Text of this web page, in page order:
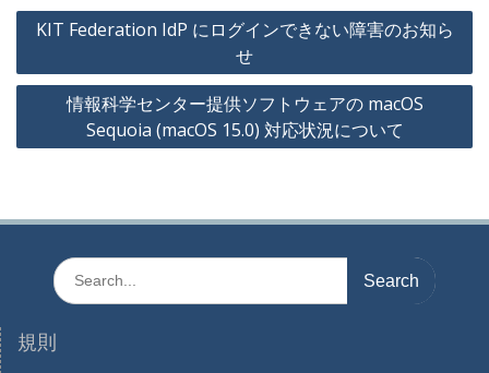
投
ナ
ゲ
KIT Federation IdP にログインできない障害のお知ら
せ
情報科学センター提供ソフトウェアの macOS
Sequoia (macOS 15.0) 対応状況について
Search
for:
規則